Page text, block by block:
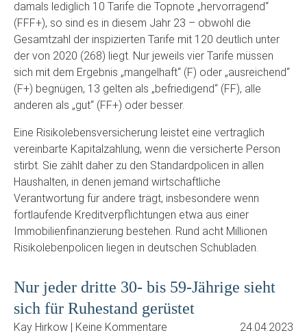
damals lediglich 10 Tarife die Topnote „hervorragend“
(FFF+), so sind es in diesem Jahr 23 – obwohl die
Gesamtzahl der inspizierten Tarife mit 120 deutlich unter
der von 2020 (268) liegt. Nur jeweils vier Tarife müssen
sich mit dem Ergebnis „mangelhaft“ (F) oder „ausreichend“
(F+) begnügen, 13 gelten als „befriedigend“ (FF), alle
anderen als „gut“ (FF+) oder besser.
Eine Risikolebensversicherung leistet eine vertraglich
vereinbarte Kapitalzahlung, wenn die versicherte Person
stirbt. Sie zählt daher zu den Standardpolicen in allen
Haushalten, in denen jemand wirtschaftliche
Verantwortung für andere trägt, insbesondere wenn
fortlaufende Kreditverpflichtungen etwa aus einer
Immobilienfinanzierung bestehen. Rund acht Millionen
Risikolebenpolicen liegen in deutschen Schubladen.
Nur jeder dritte 30- bis 59-Jährige sieht
sich für Ruhestand gerüstet
Kay Hirkow | Keine Kommentare 24.04.2023